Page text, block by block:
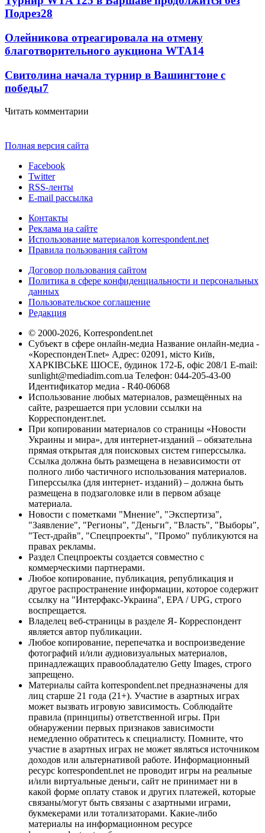
Подрез28
Олейникова отреагировала на отмену
благотворительного аукциона WTA14
Свитолина начала турнир в Вашингтоне с
победы7
Читать комментарии
Полная версия сайта
Facebook
Twitter
RSS-ленты
E-mail рассылка
Контакты
Реклама на сайте
Использование материалов korrespondent.net
Правила пользования сайтом
Договор пользования сайтом
Политика в сфере конфиденциальности и персональных
данных
Пользовательское соглашение
Редакция
© 2000-2026, Korrespondent.net
Субъект в сфере онлайн-медиа Название онлайн-медиа -
«КореспонденТ.net» Адрес: 02091, місто Київ,
ХАРКІВСЬКЕ ШОСЕ, будинок 172-Б, офіс 208/1 E-mail:
sunlight@mediadim.com.ua Телефон: 044-205-43-00
Идентификатор медиа - R40-06068
Использование любых материалов, размещённых на
сайте, разрешается при условии ссылки на
Корреспондент.net.
При копировании материалов со страницы «Новости
Украины и мира», для интернет-изданий – обязательна
прямая открытая для поисковых систем гиперссылка.
Ссылка должна быть размещена в независимости от
полного либо частичного использования материалов.
Гиперссылка (для интернет- изданий) – должна быть
размещена в подзаголовке или в первом абзаце
материала.
Новости с пометками "Мнение", "Экспертиза",
"Заявление", "Регионы", "Деньги", "Власть", "Выборы",
"Тест-драйв", "Спецпроекты", "Промо" публикуются на
правах рекламы.
Раздел Спецпроекты создается совместно с
коммерческими партнерами.
Любое копирование, публикация, републикация и
другое распространение информации, которое содержит
ссылку на "Интерфакс-Украина", EPA / UPG, строго
воспрещается.
Владелец веб-страницы в разделе Я- Корреспондент
является автор публикации.
Любое копирование, перепечатка и воспроизведение
фотографий и/или аудиовизуальных материалов,
принадлежащих правообладателю Getty Images, строго
запрещено.
Материалы сайта korrespondent.net предназначены для
лиц старше 21 года (21+). Участие в азартных играх
может вызвать игровую зависимость. Соблюдайте
правила (принципы) ответственной игры. При
обнаружении первых признаков зависимости
немедленно обратитесь к специалисту. Помните, что
участие в азартных играх не может являться источником
доходов или альтернативой работе. Информационный
ресурс korrespondent.net не проводит игры на реальные
и/или виртуальные деньги, сайт не принимает ни в
какой форме оплату ставок и других платежей, которые
связаны/могут быть связаны с азартными играми,
букмекерами или тотализаторами. Какие-либо
материалы на информационном ресурсе